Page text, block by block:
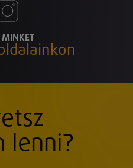
MINKET
lenni?